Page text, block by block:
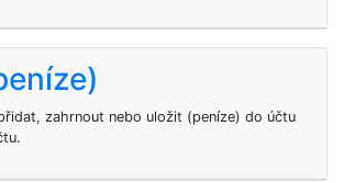
zahrnout nebo uložit (peníze) do účtu